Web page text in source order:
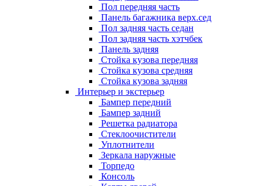
Пол передняя часть
Панель багажника верх.сед
Пол задняя часть седан
Пол задняя часть хэтчбек
Панель задняя
Стойка кузова передняя
Стойка кузова средняя
Стойка кузова задняя
Интерьер и экстерьер
Бампер передний
Бампер задний
Решетка радиатора
Стеклоочистители
Уплотнители
Зеркала наружные
Торпедо
Консоль